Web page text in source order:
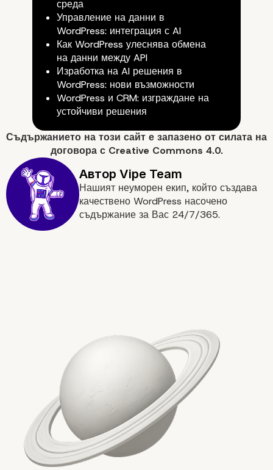
Безопасност при работа с
WordPress за API
среда
Управление на данни в
WordPress: интеграция с AI
Как WordPress улеснява обмена
на данни между API
Изработка на AI решения в
WordPress: нови възможности
WordPress и CRM: изграждане на
устойчиви решения
Съдържанието на този сайт е запазено от силата на
договора с Creative Commons 4.0.
Нашият неуморен екип, който създава
качествено WordPress насочено
съдържание за Вас 24/7/365.